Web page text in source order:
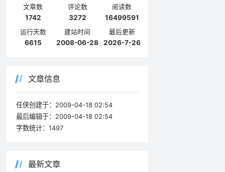
文章数
1742
评论数
3272
阅读数
16499591
运行天数
6615
建站时间
2008-06-28
最后更新
2026-7-26
文章信息
任侠创建于： 2009-04-18 02:54
最后编辑于： 2009-04-18 02:54
字数统计： 1497
最新文章